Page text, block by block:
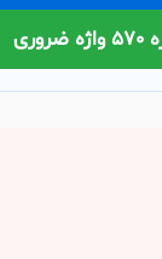
ضروری